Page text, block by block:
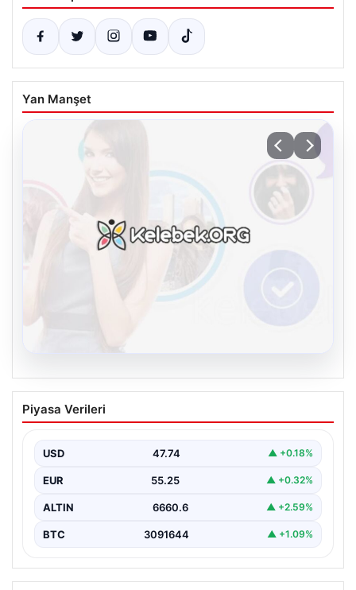
Yan Manşet
Kelebek sohbet platformu İle Çevrim içi
İletişimin Güvenli Adresi Ve Muhabbet
Sanal dünyasında insanların güvenli bir şekilde iletişim
Güncel olarak…
Piyasa Verileri
USD 47.74 ▲ +0.18%
EUR 55.25 ▲ +0.32%
ALTIN 6660.6 ▲ +2.59%
BTC 3091644 ▲ +1.09%